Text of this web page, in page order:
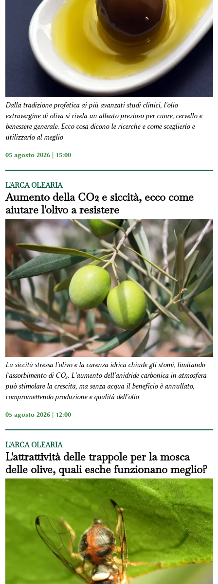
Dalla tradizione profetica ai più avanzati studi clinici, l'olio
extravergine di oliva si rivela un alleato prezioso per cuore, cervello e
benessere generale. Ecco cosa dicono le ricerche e come sceglierlo e
utilizzarlo al meglio
05 agosto 2026 | 15:00
L'ARCA OLEARIA
Aumento della CO2 e siccità, ecco come
aiutare l'olivo a resistere
La siccità stressa l'olivo e la carenza idrica chiude gli stomi, limitando
l'assorbimento di CO₂. L'aumento dell'anidride carbonica in atmosfera
può stimolare la crescita, ma senza acqua il beneficio è annullato,
compromettendo produzione e qualità dell'olio
05 agosto 2026 | 12:00
L'ARCA OLEARIA
L'attrattività delle trappole per la mosca
delle olive, quali esche funzionano meglio?